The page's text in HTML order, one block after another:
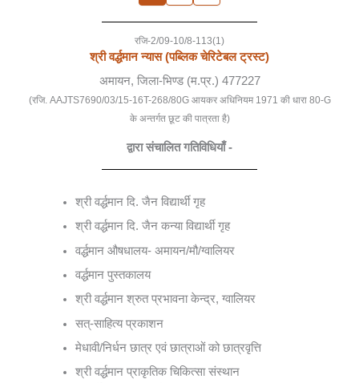
रजि-2/09-10/8-113(1)
श्री वर्द्धमान न्यास (पब्लिक चेरिटेबल ट्रस्ट)
अमायन, जिला-भिण्ड (म.प्र.) 477227
(रजि. AAJTS7690/03/15-16T-268/80G आयकर अधिनियम 1971 की धारा 80-G
के अन्तर्गत छूट की पात्रता है)
द्वारा संचालित गतिविधियाँ -
श्री वर्द्धमान दि. जैन विद्यार्थी गृह
श्री वर्द्धमान दि. जैन कन्या विद्यार्थी गृह
वर्द्धमान औषधालय- अमायन/मौ/ग्वालियर
वर्द्धमान पुस्तकालय
श्री वर्द्धमान श्रुत प्रभावना केन्द्र, ग्वालियर
सत्-साहित्य प्रकाशन
मेधावी/निर्धन छात्र एवं छात्राओं को छात्रवृत्ति
श्री वर्द्धमान प्राकृतिक चिकित्सा संस्थान